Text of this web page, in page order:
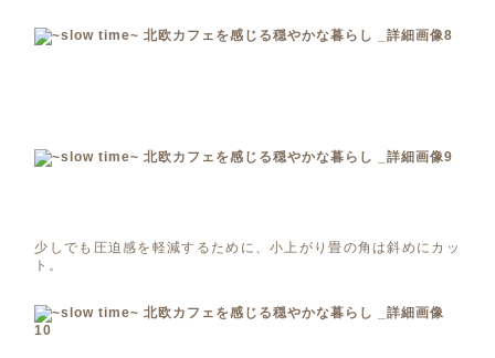
少しでも圧迫感を軽減するために、小上がり畳の角は斜めにカッ
ト。